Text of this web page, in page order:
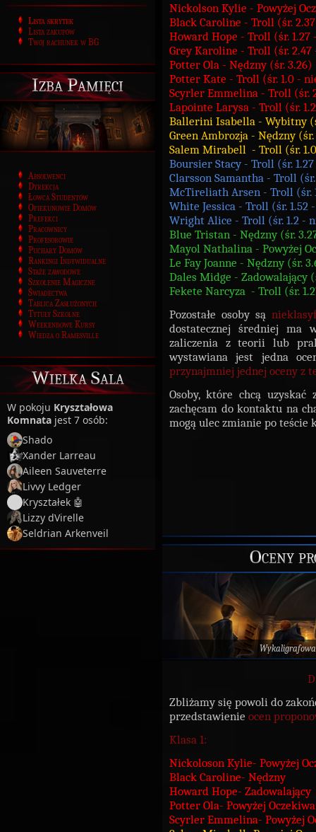
Lista skrytek
Lista zakupów
Twój rachunek w BG
Izba Pamięci
Absolwenci
Dyrekcja
Łowca Studentów
Opiekunowie Domów
Prefekci
Pracownicy
Profesorowie
Puchary Domów
Rankingi Indywidualne
Staże zawodowe
Szkolenie Magiczne
Świadectwa
Tablica Zasłużonych
Tytuły Szkolne
Weekendowe Kursy
Wiedza o Ramesville
Wielka Sala
W pokoju Kryształowa
Komnata jest 7 osób:
Shado
Xander Larreau
Aileen Sauveterre
Livvy Ledger
Kryształek 🤖
Lizzy dVirelle
Seldrian Arkenveil
Nickolson Kylie - Powyżej
Black Caroline - Troll (śr.
Howard Hope - Troll (śr.
Grey Karoline - Troll (śr.
Potter Ola - Nędzny (śr. 3.26)
Potter Kate - Troll (śr. 1.0 -
Scyrler Emmelina - Troll (śr.
Lapointe Larysa - Troll (śr.
Ballerini Isabella - Wybitny
Green Ambrozja - Nędzny
Salem Mirabell - Troll (śr.
Boursier Stacy - Troll (śr.
Clarsson Samantha - Troll
McTireliath Arsen - Troll (śr.
White Jessica - Troll (śr.
Wright Alice - Troll (śr. 1.2 -
Blue Tristan - Nędzny (śr.
Mayol Nathalina - Powyżej
Le Fay Joanne - Nędzny (śr.
Dales Midge - Zadowalający
Fekete Narcyza - Troll (śr.
Pozostałe osoby są
dostatecznej średniej ma
zaliczenia z teorii lub
wystawiana jest jedna
przynajmniej jednej oceny
Osoby, które chcą uzyskać
zachęcam do kontaktu na
mogą ulec zmianie po teście
Oceny
Zbliżamy się powoli do
przedstawienie ocen
Klasa 1:
Nickoloson Kylie- Powyżej
Black Caroline- Nędzny
Howard Hope- Zadowalający
Potter Ola- Powyżej
Scyrler Emmelina- Powyżej